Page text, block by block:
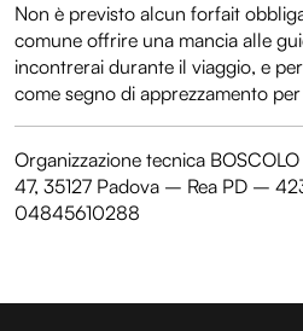
Non è previsto alcun forfait
comune offrire una mancia alle
incontrerai durante il viaggio, e
come segno di apprezzamento
Organizzazione tecnica
47, 35127 Padova – Rea PD –
04845610288